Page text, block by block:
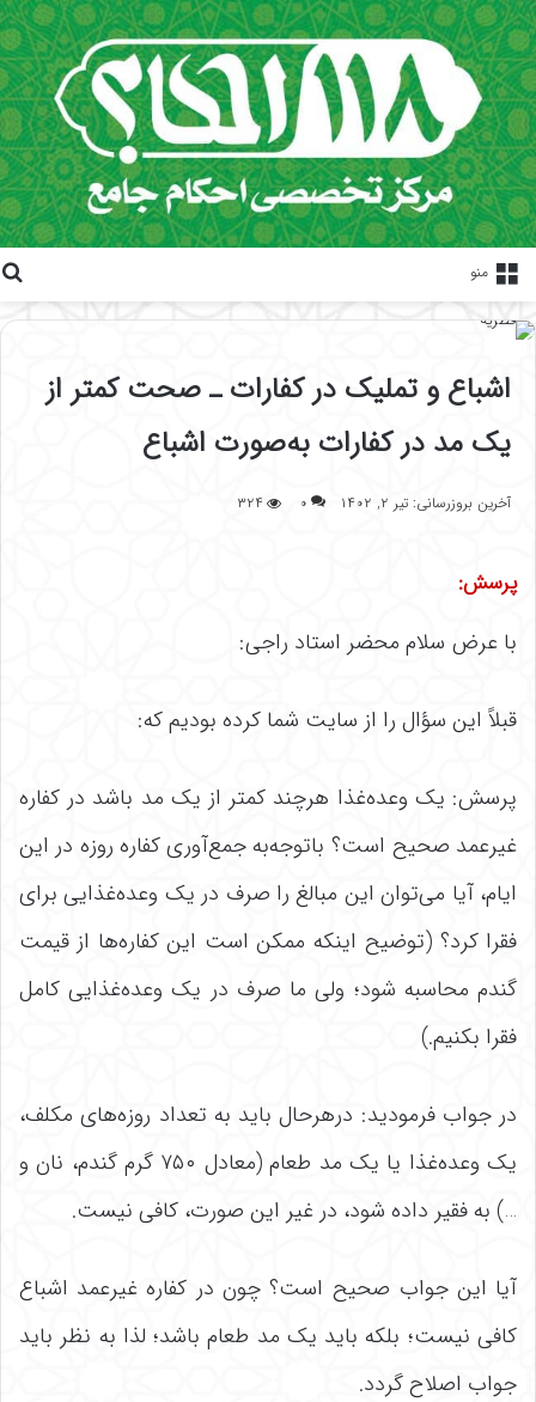
منو
اشباع و تملیک در کفارات ـ صحت کمتر از
یک مد در کفارات به‌صورت اشباع
آخرین بروزرسانی: تیر ۲, ۱۴۰۲ ۰ ۳۲۴
پرسش:
با عرض سلام محضر استاد راجی:
قبلاً این سؤال را از سایت شما کرده بودیم که:
پرسش: یک وعده‌غذا هرچند کمتر از یک مد باشد در کفاره
غیرعمد صحیح است؟ باتوجه‌به جمع‌آوری کفاره روزه در این
ایام، آیا می‌توان این مبالغ را صرف در یک وعده‌غذایی برای
فقرا کرد؟ (توضیح اینکه ممکن است این کفاره‌ها از قیمت
گندم محاسبه شود؛ ولی ما صرف در یک وعده‌غذایی کامل
فقرا بکنیم.)
در جواب فرمودید: درهرحال باید به تعداد روزه‌های مکلف،
یک وعده‌غذا یا یک مد طعام (معادل ۷۵۰ گرم گندم، نان و
…) به فقیر داده شود، در غیر این صورت، کافی نیست.
آیا این جواب صحیح است؟ چون در کفاره غیرعمد اشباع
کافی نیست؛ بلکه باید یک مد طعام باشد؛ لذا به نظر باید
جواب اصلاح گردد.